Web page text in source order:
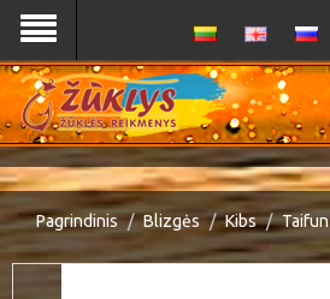
Pagrindinis Blizgės Kibs Taifun